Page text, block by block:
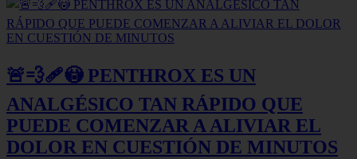
🚨💨🩹😳 PENTHROX ES UN
ANALGÉSICO TAN RÁPIDO QUE
PUEDE COMENZAR A ALIVIAR EL
DOLOR EN CUESTIÓN DE MINUTOS